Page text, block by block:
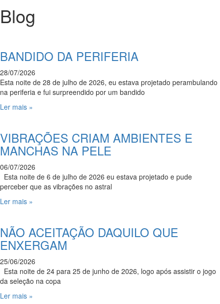
Blog
BANDIDO DA PERIFERIA
28/07/2026
Esta noite de 28 de julho de 2026, eu estava projetado perambulando
na periferia e fui surpreendido por um bandido
Ler mais »
VIBRAÇÕES CRIAM AMBIENTES E
MANCHAS NA PELE
06/07/2026
Esta noite de 6 de julho de 2026 eu estava projetado e pude
perceber que as vibrações no astral
Ler mais »
NÃO ACEITAÇÃO DAQUILO QUE
ENXERGAM
25/06/2026
Esta noite de 24 para 25 de junho de 2026, logo após assistir o jogo
da seleção na copa
Ler mais »